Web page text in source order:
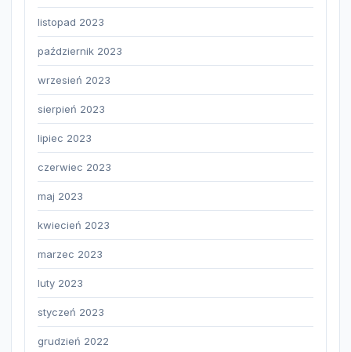
listopad 2023
październik 2023
wrzesień 2023
sierpień 2023
lipiec 2023
czerwiec 2023
maj 2023
kwiecień 2023
marzec 2023
luty 2023
styczeń 2023
grudzień 2022